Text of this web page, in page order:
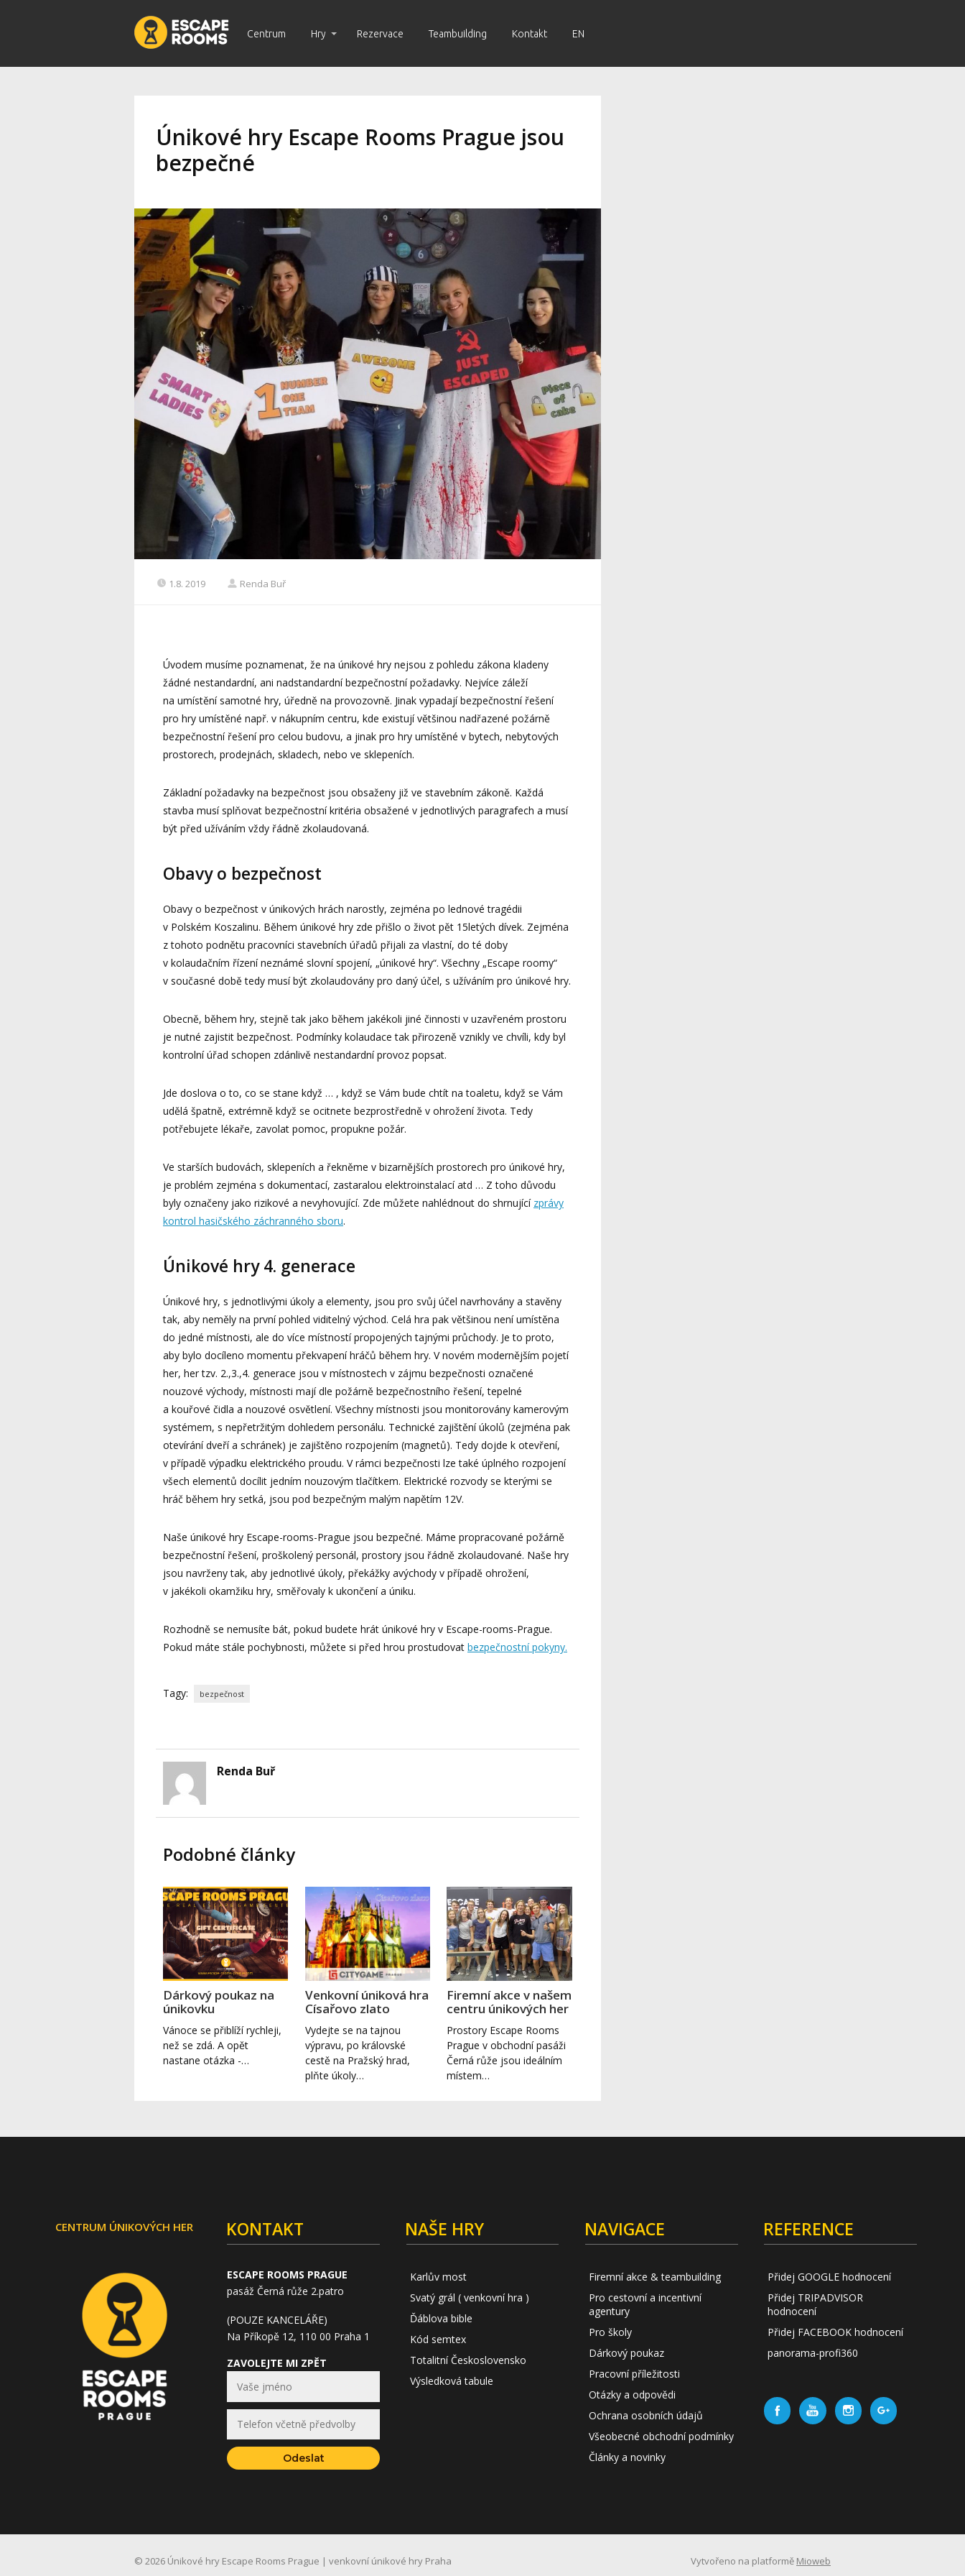
Centrum Hry Rezervace Teambuilding Kontakt EN
Únikové hry Escape Rooms Prague jsou
bezpečné
1.8. 2019 Renda Buř
Úvodem musíme poznamenat, že na únikové hry nejsou z pohledu zákona kladeny
žádné nestandardní, ani nadstandardní bezpečnostní požadavky. Nejvíce záleží
na umístění samotné hry, úředně na provozovně. Jinak vypadají bezpečnostní řešení
pro hry umístěné např. v nákupním centru, kde existují většinou nadřazené požárně
bezpečnostní řešení pro celou budovu, a jinak pro hry umístěné v bytech, nebytových
prostorech, prodejnách, skladech, nebo ve sklepeních.
Základní požadavky na bezpečnost jsou obsaženy již ve stavebním zákoně. Každá
stavba musí splňovat bezpečnostní kritéria obsažené v jednotlivých paragrafech a musí
být před užíváním vždy řádně zkolaudovaná.
Obavy o bezpečnost
Obavy o bezpečnost v únikových hrách narostly, zejména po lednové tragédii
v Polském Koszalinu. Během únikové hry zde přišlo o život pět 15letých dívek. Zejména
z tohoto podnětu pracovníci stavebních úřadů přijali za vlastní, do té doby
v kolaudačním řízení neznámé slovní spojení, „únikové hry“. Všechny „Escape roomy“
v současné době tedy musí být zkolaudovány pro daný účel, s užíváním pro únikové hry.
Obecně, během hry, stejně tak jako během jakékoli jiné činnosti v uzavřeném prostoru
je nutné zajistit bezpečnost. Podmínky kolaudace tak přirozeně vznikly ve chvíli, kdy byl
kontrolní úřad schopen zdánlivě nestandardní provoz popsat.
Jde doslova o to, co se stane když … , když se Vám bude chtít na toaletu, když se Vám
udělá špatně, extrémně když se ocitnete bezprostředně v ohrožení života. Tedy
potřebujete lékaře, zavolat pomoc, propukne požár.
Ve starších budovách, sklepeních a řekněme v bizarnějších prostorech pro únikové hry,
je problém zejména s dokumentací, zastaralou elektroinstalací atd … Z toho důvodu
byly označeny jako rizikové a nevyhovující. Zde můžete nahlédnout do shrnující zprávy
kontrol hasičského záchranného sboru.
Únikové hry 4. generace
Únikové hry, s jednotlivými úkoly a elementy, jsou pro svůj účel navrhovány a stavěny
tak, aby neměly na první pohled viditelný východ. Celá hra pak většinou není umístěna
do jedné místnosti, ale do více místností propojených tajnými průchody. Je to proto,
aby bylo docíleno momentu překvapení hráčů během hry. V novém modernějším pojetí
her, her tzv. 2.,3.,4. generace jsou v místnostech v zájmu bezpečnosti označené
nouzové východy, místnosti mají dle požárně bezpečnostního řešení, tepelné
a kouřové čidla a nouzové osvětlení. Všechny místnosti jsou monitorovány kamerovým
systémem, s nepřetržitým dohledem personálu. Technické zajištění úkolů (zejména pak
otevírání dveří a schránek) je zajištěno rozpojením (magnetů). Tedy dojde k otevření,
v případě výpadku elektrického proudu. V rámci bezpečnosti lze také úplného rozpojení
všech elementů docílit jedním nouzovým tlačítkem. Elektrické rozvody se kterými se
hráč během hry setká, jsou pod bezpečným malým napětím 12V.
Naše únikové hry Escape-rooms-Prague jsou bezpečné. Máme propracované požárně
bezpečnostní řešení, proškolený personál, prostory jsou řádně zkolaudované. Naše hry
jsou navrženy tak, aby jednotlivé úkoly, překážky avýchody v případě ohrožení,
v jakékoli okamžiku hry, směřovaly k ukončení a úniku.
Rozhodně se nemusíte bát, pokud budete hrát únikové hry v Escape-rooms-Prague.
Pokud máte stále pochybnosti, můžete si před hrou prostudovat bezpečnostní pokyny.
Tagy: bezpečnost
Renda Buř
Podobné články
Dárkový poukaz na
únikovku
Vánoce se přiblíží rychleji,
než se zdá. A opět
nastane otázka -…
Venkovní úniková hra
Císařovo zlato
Vydejte se na tajnou
výpravu, po královské
cestě na Pražský hrad,
plňte úkoly…
Firemní akce v našem
centru únikových her
Prostory Escape Rooms
Prague v obchodní pasáži
Černá růže jsou ideálním
místem…
CENTRUM ÚNIKOVÝCH HER KONTAKT
ESCAPE ROOMS PRAGUE
pasáž Černá růže 2.patro
(POUZE KANCELÁŘE)
Na Příkopě 12, 110 00 Praha 1
ZAVOLEJTE MI ZPĚT
Odeslat
NAŠE HRY
Karlův most
Svatý grál ( venkovní hra )
Ďáblova bible
Kód semtex
Totalitní Československo
Výsledková tabule
NAVIGACE
Firemní akce & teambuilding
Pro cestovní a incentivní
agentury
Pro školy
Dárkový poukaz
Pracovní příležitosti
Otázky a odpovědi
Ochrana osobních údajů
Všeobecné obchodní podmínky
Články a novinky
REFERENCE
Přidej GOOGLE hodnocení
Přidej TRIPADVISOR
hodnocení
Přidej FACEBOOK hodnocení
panorama-profi360
© 2026 Únikové hry Escape Rooms Prague | venkovní únikové hry Praha Vytvořeno na platformě Mioweb